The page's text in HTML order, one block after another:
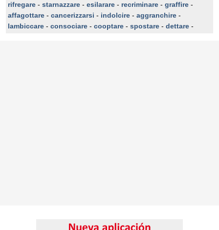
rifregare - starnazzare - esilarare - recriminare - graffire -
affagottare - cancerizzarsi - indolcire - aggranchire -
lambiccare - consociare - cooptare - spostare - dettare -